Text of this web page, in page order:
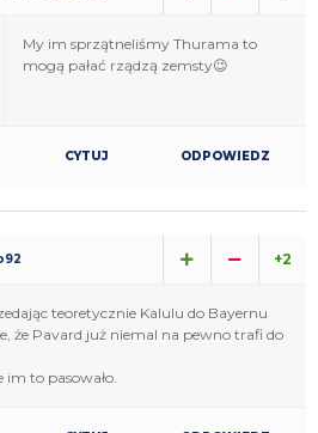
My im sprzątneliśmy Thurama to
mogą pałać rządzą zemsty😉
CYTUJ ODPOWIEDZ
+2
teoretycznie Kalulu do Bayernu
że Pavard już niemal na pewno trafi do
im to pasowało.